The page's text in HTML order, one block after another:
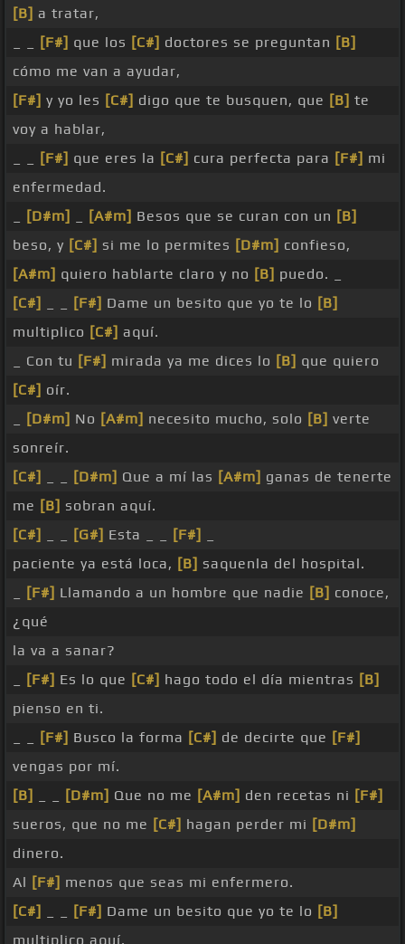
[B] a tratar,
[F#] que los [C#] doctores se preguntan [B]
cómo me van a ayudar,
[F#] y yo les [C#] digo que te busquen, que [B] te
voy a hablar,
[F#] que eres la [C#] cura perfecta para [F#] mi
enfermedad.
[D#m] [A#m] Besos que se curan con un [B]
beso, y [C#] si me lo permites [D#m] confieso,
[A#m] quiero hablarte claro y no [B] puedo. _
[C#]
[F#] Dame un besito que yo te lo [B]
multiplico [C#] aquí.
_ Con tu [F#] mirada ya me dices lo [B] que quiero
[C#] oír.
[D#m] No [A#m] necesito mucho, solo [B] verte
sonreír.
[C#]
[D#m] Que a mí las [A#m] ganas de tenerte
me [B] sobran aquí.
[C#]
[G#] Esta _ _ [F#]
paciente ya está loca, [B] saquenla del hospital.
[F#] Llamando a un hombre que nadie [B] conoce,
¿qué
la va a sanar?
[F#] Es lo que [C#] hago todo el día mientras [B]
pienso en ti.
[F#] Busco la forma [C#] de decirte que [F#]
vengas por mí.
[B]
[D#m] Que no me [A#m] den recetas ni [F#]
sueros, que no me [C#] hagan perder mi [D#m]
dinero.
Al [F#] menos que seas mi enfermero.
[C#]
[F#] Dame un besito que yo te lo [B]
multiplico aquí.